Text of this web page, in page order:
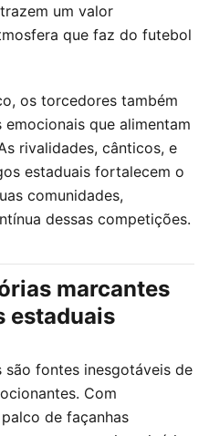
um valor
que faz do futebol
os torcedores também
que alimentam
rivalidades, cânticos, e
estaduais fortalecem o
comunidades,
dessas competições.
marcantes
estaduais
são fontes inesgotáveis de
Com
de façanhas